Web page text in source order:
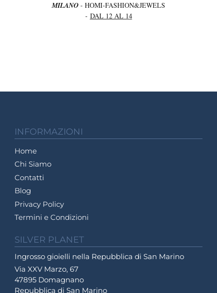
MILANO - HOMI-FASHION&JEWELS
- DAL 12 AL 14
INFORMAZIONI
Home
Chi Siamo
Contatti
Blog
Privacy Policy
Termini e Condizioni
SILVER PLANET
Ingrosso gioielli nella Repubblica di San Marino
Via XXV Marzo, 67
47895 Domagnano
Repubblica di San Marino